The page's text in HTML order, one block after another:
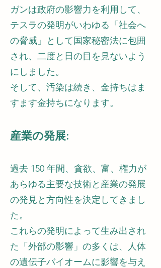
ガンは政府の影響力を利用して、
テスラの発明がいわゆる「社会へ
の脅威」として国家秘密法に包囲
され、二度と日の目を見ないよう
にしました。
そして、汚染は続き、金持ちはま
すます金持ちになります。
産業の発展:
過去 150 年間、貪欲、富、権力が
あらゆる主要な技術と産業の発展
の発見と方向性を決定してきまし
た。
これらの発明によって生み出され
た「外部の影響」の多くは、人体
の遺伝子バイオームに影響を与え